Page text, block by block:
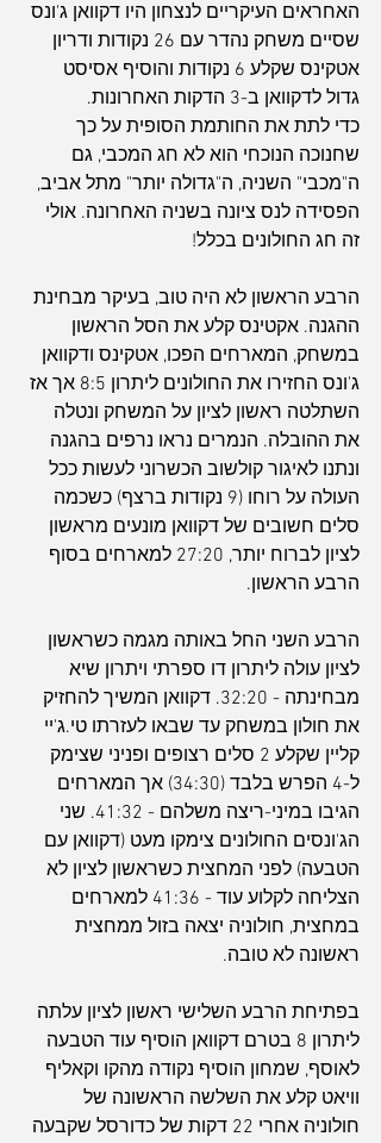
האחראים העיקריים לנצחון היו דקוואן ג'ונס
שסיים משחק נהדר עם 26 נקודות ודריון
אטקינס שקלע 6 נקודות והוסיף אסיסט
גדול לדקוואן ב-3 הדקות האחרונות.
כדי לתת את החותמת הסופית על כך
שחנוכה הנוכחי הוא לא חג המכבי, גם
ה"מכבי" השניה, ה"גדולה יותר" מתל אביב,
הפסידה לנס ציונה בשניה האחרונה. אולי
זה חג החולונים בכלל!
הרבע הראשון לא היה טוב, בעיקר מבחינת
ההגנה. אקטינס קלע את הסל הראשון
במשחק, המארחים הפכו, אטקינס ודקוואן
ג'ונס החזירו את החולונים ליתרון 8:5 אך אז
השתלטה ראשון לציון על המשחק ונטלה
את ההובלה. הנמרים נראו נרפים בהגנה
ונתנו לאיגור קולשוב הכשרוני לעשות ככל
העולה על רוחו (9 נקודות ברצף) כשכמה
סלים חשובים של דקוואן מונעים מראשון
לציון לברוח יותר, 27:20 למארחים בסוף
הרבע הראשון.
הרבע השני החל באותה מגמה כשראשון
לציון עולה ליתרון דו ספרתי ויתרון שיא
מבחינתה - 32:20. דקוואן המשיך להחזיק
את חולון במשחק עד שבאו לעזרתו טי.ג'יי
קליין שקלע 2 סלים רצופים ופניני שצימק
ל-4 הפרש בלבד (34:30) אך המארחים
הגיבו במיני-ריצה משלהם - 41:32. שני
הג'ונסים החולונים צימקו מעט (דקוואן עם
הטבעה) לפני המחצית כשראשון לציון לא
הצליחה לקלוע עוד - 41:36 למארחים
במחצית, חולוניה יצאה בזול ממחצית
ראשונה לא טובה.
בפתיחת הרבע השלישי ראשון לציון עלתה
ליתרון 8 בטרם דקוואן הוסיף עוד הטבעה
לאוסף, שמחון הוסיף נקודה מהקו וקאליף
וויאט קלע את השלשה הראשונה של
חולוניה אחרי 22 דקות של כדורסל שקבעה